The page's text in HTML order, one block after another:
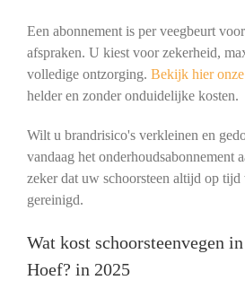
Een abonnement is per veegbeurt
afspraken. U kiest voor zekerheid,
volledige ontzorging. Bekijk hier
helder en zonder onduidelijke kosten.
Wilt u brandrisico's verkleinen en
vandaag het onderhoudsabonnement
zeker dat uw schoorsteen altijd op
gereinigd.
Wat kost schoorsteenvegen
Hoef? in 2025